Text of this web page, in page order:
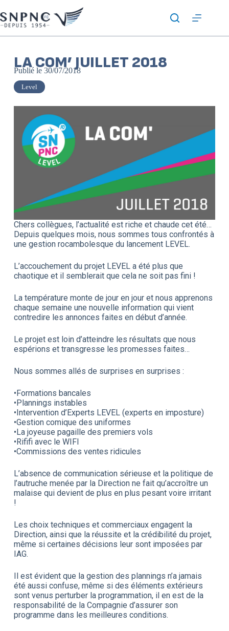
LA COM’ JUILLET 2018
Publié le 30/07/2018
Level
Chers collègues, l’actualité est riche et chaude cet été…
Depuis quelques mois, nous sommes tous confrontés à
une gestion rocambolesque du lancement LEVEL.
L’accouchement du projet LEVEL a été plus que
chaotique et il semblerait que cela ne soit pas fini !
La température monte de jour en jour et nous apprenons
chaque semaine une nouvelle information qui vient
contredire les annonces faites en début d’année.
Le projet est loin d’atteindre les résultats que nous
espérions et transgresse les promesses faites…
Nous sommes allés de surprises en surprises :
•Formations bancales
•Plannings instables
•Intervention d’Experts LEVEL (experts en imposture)
•Gestion comique des uniformes
•La joyeuse pagaille des premiers vols
•Rififi avec le WIFI
•Commissions des ventes ridicules
L’absence de communication sérieuse et la politique de
l’autruche menée par la Direction ne fait qu’accroître un
malaise qui devient de plus en plus pesant voire irritant
!
Les choix techniques et commerciaux engagent la
Direction, ainsi que la réussite et la crédibilité du projet,
même si certaines décisions leur sont imposées par
IAG.
Il est évident que la gestion des plannings n’a jamais
été aussi confuse, même si des éléments extérieurs
sont venus perturber la programmation, il en est de la
responsabilité de la Compagnie d’assurer son
programme dans les meilleures conditions.